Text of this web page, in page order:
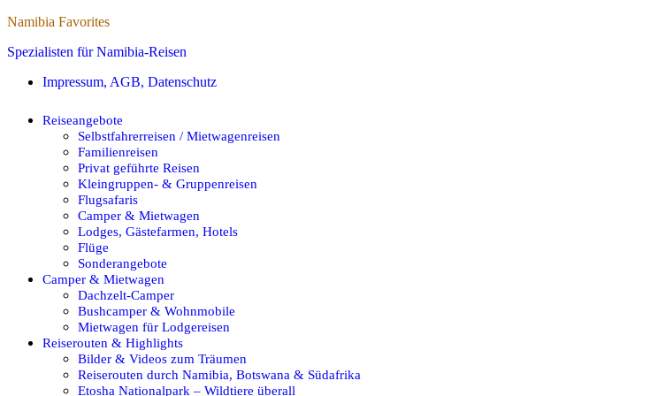
Namibia Favorites
Spezialisten für Namibia-Reisen
Impressum, AGB, Datenschutz
Reiseangebote
Selbstfahrerreisen / Mietwagenreisen
Familienreisen
Privat geführte Reisen
Kleingruppen- & Gruppenreisen
Flugsafaris
Camper & Mietwagen
Lodges, Gästefarmen, Hotels
Flüge
Sonderangebote
Camper & Mietwagen
Dachzelt-Camper
Bushcamper & Wohnmobile
Mietwagen für Lodgereisen
Reiserouten & Highlights
Bilder & Videos zum Träumen
Reiserouten durch Namibia, Botswana & Südafrika
Etosha Nationalpark – Wildtiere überall